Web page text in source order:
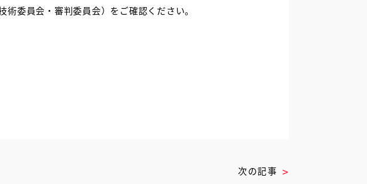
委員会・審判委員会）をご確認ください。
次の記事